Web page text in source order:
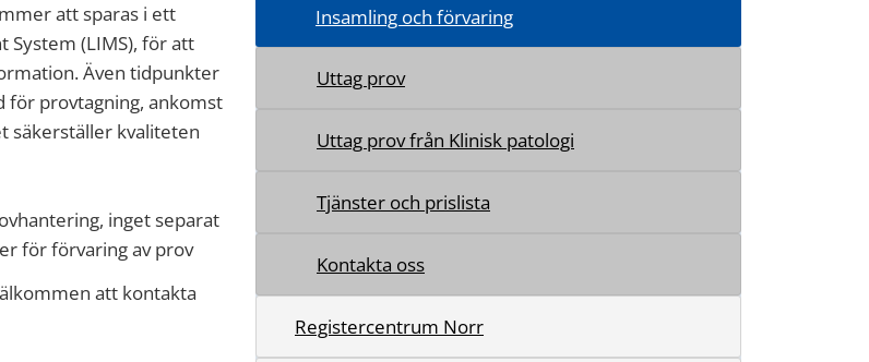
att sparas i ett
(LIMS), för att
Även tidpunkter
för provtagning, ankomst
säkerställer kvaliteten
inget separat
för förvaring av prov
att kontakta
Insamling och förvaring
Uttag prov
Uttag prov från Klinisk patologi
Tjänster och prislista
Kontakta oss
Registercentrum Norr